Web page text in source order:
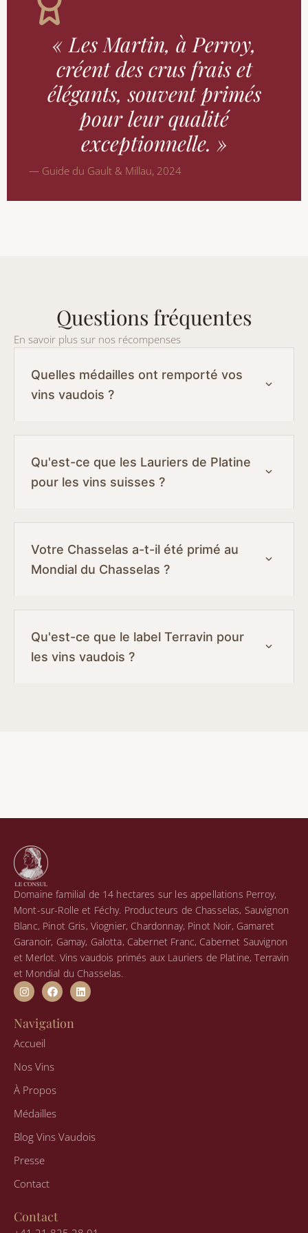
« Les Martin, à Perroy,
créent des crus frais et
élégants, souvent primés
pour leur qualité
exceptionnelle. »
— Guide du Gault & Millau, 2024
Questions fréquentes
En savoir plus sur nos récompenses
Quelles médailles ont remporté vos
vins vaudois ?
Qu'est-ce que les Lauriers de Platine
pour les vins suisses ?
Votre Chasselas a-t-il été primé au
Mondial du Chasselas ?
Qu'est-ce que le label Terravin pour
les vins vaudois ?
Domaine familial de 14 hectares sur les appellations Perroy,
Mont-sur-Rolle et Féchy. Producteurs de Chasselas, Sauvignon
Blanc, Pinot Gris, Viognier, Chardonnay, Pinot Noir, Gamaret
Garanoir, Gamay, Galotta, Cabernet Franc, Cabernet Sauvignon
et Merlot. Vins vaudois primés aux Lauriers de Platine, Terravin
et Mondial du Chasselas.
I
n
s
a
r
m
F
a
c
e
b
L
i
n
Navigation
Accueil
Nos Vins
À Propos
Médailles
Blog Vins Vaudois
Presse
Contact
Contact